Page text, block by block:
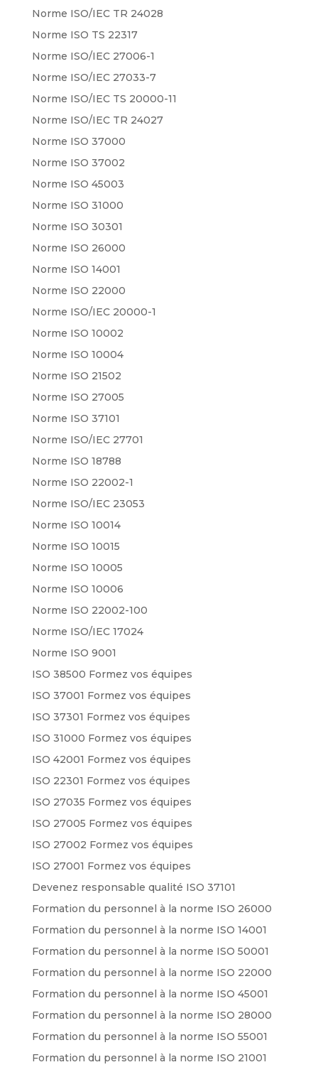
Norme ISO/IEC TR 24028
Norme ISO TS 22317
Norme ISO/IEC 27006-1
Norme ISO/IEC 27033-7
Norme ISO/IEC TS 20000-11
Norme ISO/IEC TR 24027
Norme ISO 37000
Norme ISO 37002
Norme ISO 45003
Norme ISO 31000
Norme ISO 30301
Norme ISO 26000
Norme ISO 14001
Norme ISO 22000
Norme ISO/IEC 20000-1
Norme ISO 10002
Norme ISO 10004
Norme ISO 21502
Norme ISO 27005
Norme ISO 37101
Norme ISO/IEC 27701
Norme ISO 18788
Norme ISO 22002-1
Norme ISO/IEC 23053
Norme ISO 10014
Norme ISO 10015
Norme ISO 10005
Norme ISO 10006
Norme ISO 22002-100
Norme ISO/IEC 17024
Norme ISO 9001
ISO 38500 Formez vos équipes
ISO 37001 Formez vos équipes
ISO 37301 Formez vos équipes
ISO 31000 Formez vos équipes
ISO 42001 Formez vos équipes
ISO 22301 Formez vos équipes
ISO 27035 Formez vos équipes
ISO 27005 Formez vos équipes
ISO 27002 Formez vos équipes
ISO 27001 Formez vos équipes
Devenez responsable qualité ISO 37101
Formation du personnel à la norme ISO 26000
Formation du personnel à la norme ISO 14001
Formation du personnel à la norme ISO 50001
Formation du personnel à la norme ISO 22000
Formation du personnel à la norme ISO 45001
Formation du personnel à la norme ISO 28000
Formation du personnel à la norme ISO 55001
Formation du personnel à la norme ISO 21001